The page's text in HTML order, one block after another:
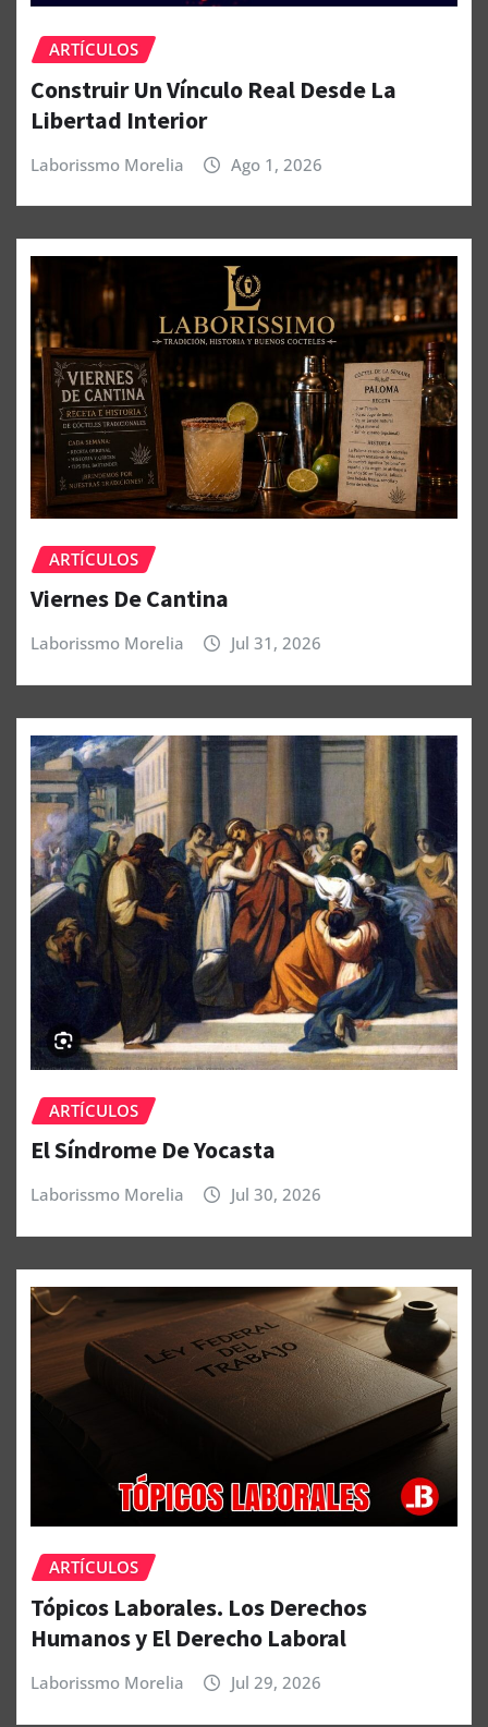
ARTÍCULOS
Construir Un Vínculo Real Desde La
Libertad Interior
Laborissmo Morelia Ago 1, 2026
ARTÍCULOS
Viernes De Cantina
Laborissmo Morelia Jul 31, 2026
ARTÍCULOS
El Síndrome De Yocasta
Laborissmo Morelia Jul 30, 2026
ARTÍCULOS
Tópicos Laborales. Los Derechos
Humanos y El Derecho Laboral
Laborissmo Morelia Jul 29, 2026